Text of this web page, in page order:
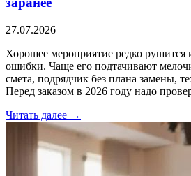
27.07.2026
Хорошее мероприятие редко рушится
ошибки. Чаще его подтачивают
смета, подрядчик без плана замены,
Перед заказом в 2026 году надо
Читать далее →